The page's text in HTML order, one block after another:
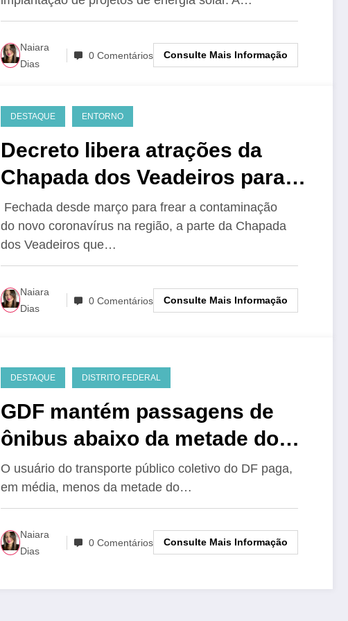
Naiara
Dias
0 Comentários Consulte Mais Informação
DESTAQUE ENTORNO
Decreto libera atrações da
Chapada dos Veadeiros para
turistas
Fechada desde março para frear a contaminação
do novo coronavírus na região, a parte da Chapada
dos Veadeiros que…
Naiara
Dias
0 Comentários Consulte Mais Informação
DESTAQUE DISTRITO FEDERAL
GDF mantém passagens de
ônibus abaixo da metade do
custo e sem aumento
O usuário do transporte público coletivo do DF paga,
em média, menos da metade do…
Naiara
Dias
0 Comentários Consulte Mais Informação